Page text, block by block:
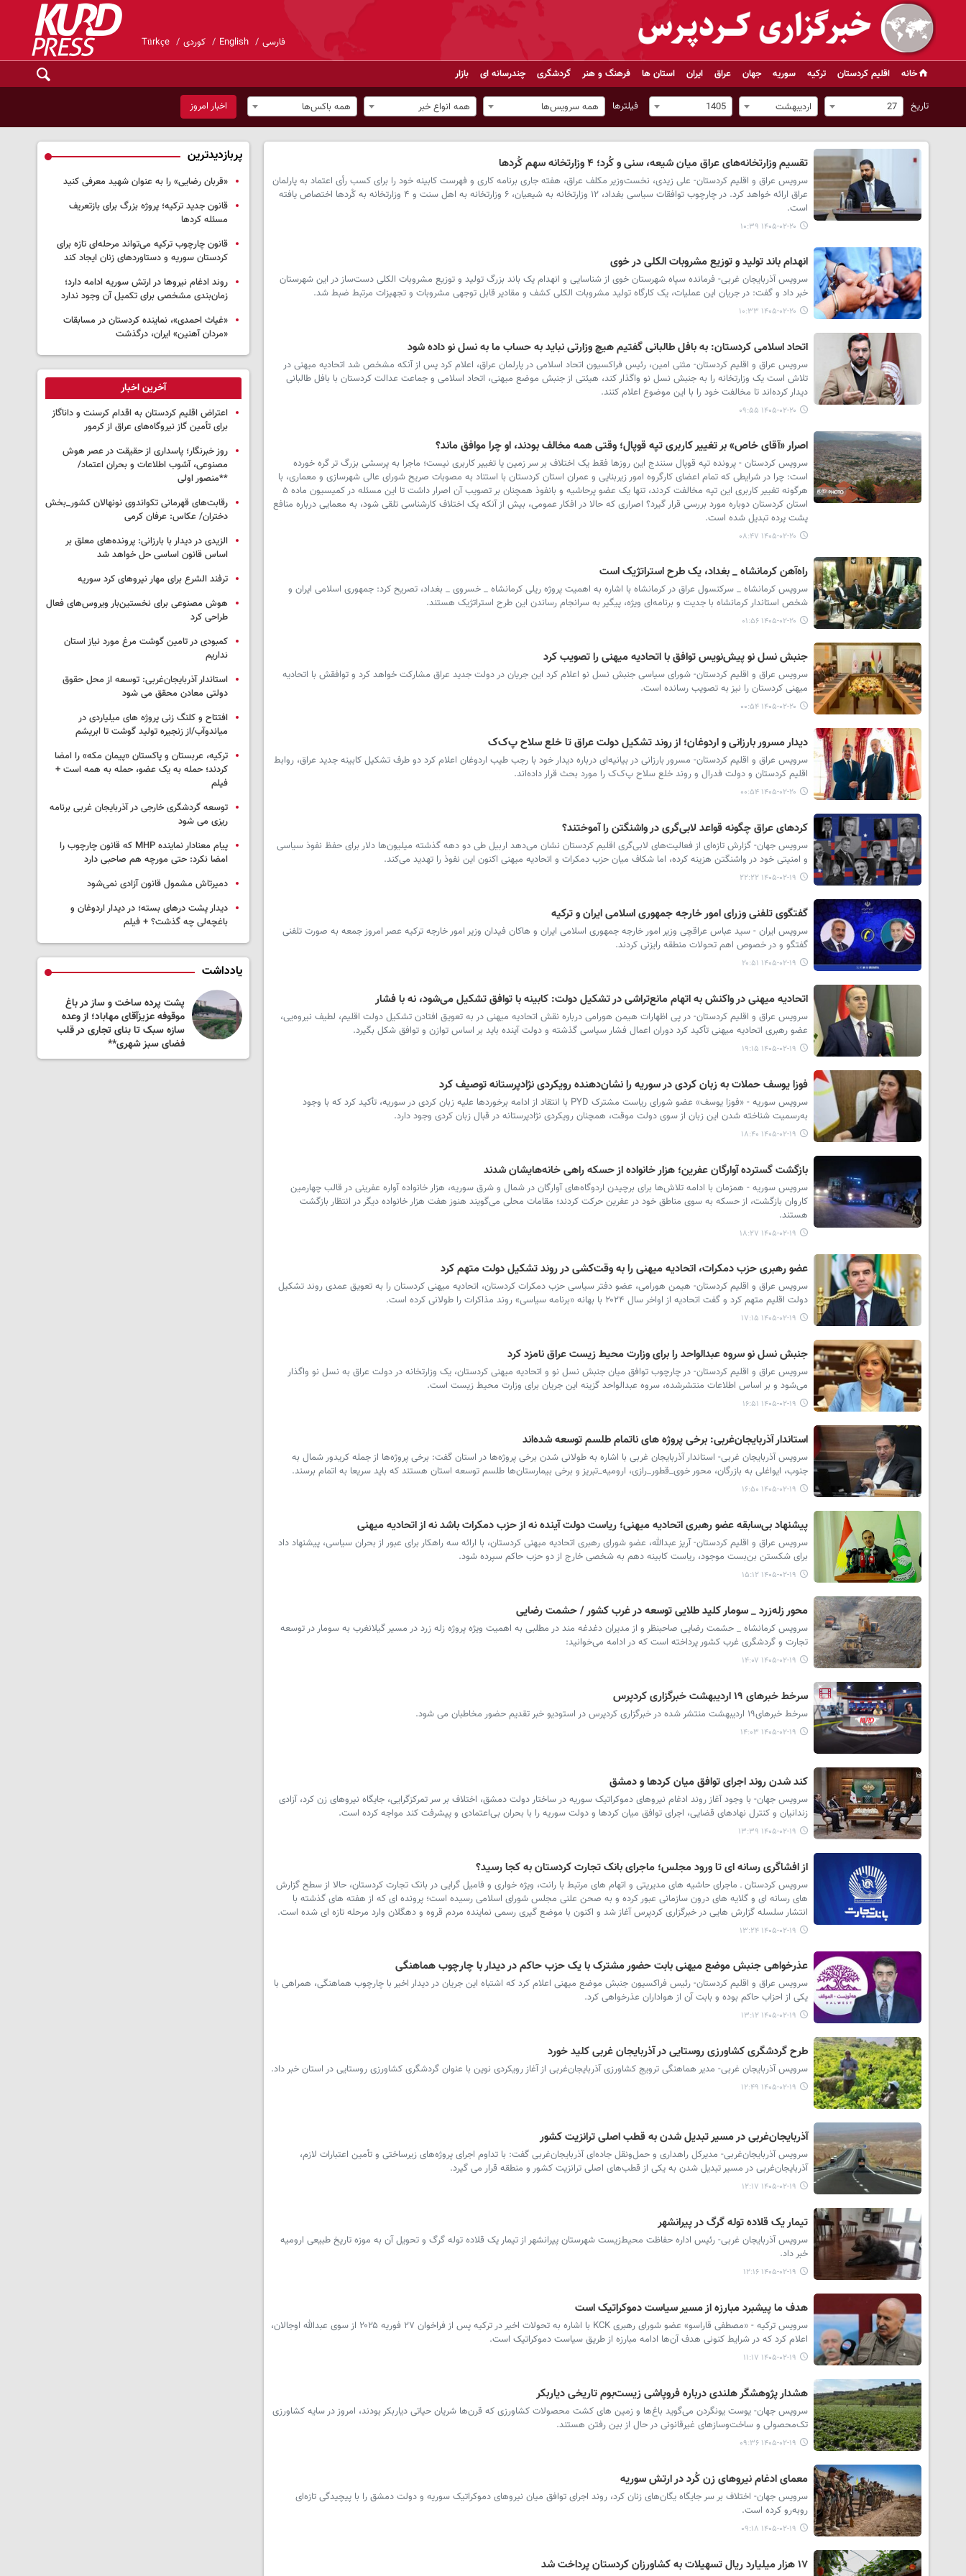
فارسی English کوردی Türkçe
خانه اقلیم کردستان ترکیه سوریه جهان عراق ایران استان ها فرهنگ و هنر گردشگری چندرسانه ای بازار
تاریخ 27 اردیبهشت 1405 فیلترها همه سرویس‌ها همه انواع خبر همه باکس‌ها اخبار امروز
تقسیم وزارتخانه‌های عراق میان شیعه، سنی و کُرد؛ ۴ وزارتخانه سهم کُردها
سرویس عراق و اقلیم کردستان- علی زیدی، نخست‌وزیر مکلف عراق، هفته جاری برنامه کاری و فهرست کابینه خود را برای کسب رأی اعتماد به پارلمان
عراق ارائه خواهد کرد. در چارچوب توافقات سیاسی بغداد، ۱۲ وزارتخانه به شیعیان، ۶ وزارتخانه به اهل سنت و ۴ وزارتخانه به کُردها اختصاص یافته
است.
۱۴۰۵-۰۲-۲۰ ۱۰:۳۹
انهدام باند تولید و توزیع مشروبات الکلی در خوی
سرویس آذربایجان غربی- فرمانده سپاه شهرستان خوی از شناسایی و انهدام یک باند بزرگ تولید و توزیع مشروبات الکلی دست‌ساز در این شهرستان
خبر داد و گفت: در جریان این عملیات، یک کارگاه تولید مشروبات الکلی کشف و مقادیر قابل توجهی مشروبات و تجهیزات مرتبط ضبط شد.
۱۴۰۵-۰۲-۲۰ ۱۰:۳۳
اتحاد اسلامی کردستان: به بافل طالبانی گفتیم هیچ وزارتی نباید به حساب ما به نسل نو داده شود
سرویس عراق و اقلیم کردستان- مثنی امین، رئیس فراکسیون اتحاد اسلامی در پارلمان عراق، اعلام کرد پس از آنکه مشخص شد اتحادیه میهنی در
تلاش است یک وزارتخانه را به جنبش نسل نو واگذار کند، هیئتی از جنبش موضع میهنی، اتحاد اسلامی و جماعت عدالت کردستان با بافل طالبانی
دیدار کرده‌اند تا مخالفت خود را با این موضوع اعلام کنند.
۱۴۰۵-۰۲-۲۰ ۰۹:۵۵
اصرار «آقای خاص» بر تغییر کاربری تپه قوپال؛ وقتی همه مخالف بودند، او چرا موافق ماند؟
سرویس کردستان - پرونده تپه قوپال سنندج این روزها فقط یک اختلاف بر سر زمین یا تغییر کاربری نیست؛ ماجرا به پرسشی بزرگ تر گره خورده
است: چرا در شرایطی که تمام اعضای کارگروه امور زیربنایی و عمران استان کردستان با استناد به مصوبات صریح شورای عالی شهرسازی و معماری، با
هرگونه تغییر کاربری این تپه مخالفت کردند، تنها یک عضو پرحاشیه و بانفوذ همچنان بر تصویب آن اصرار داشت تا این مسئله در کمیسیون ماده ۵
استان کردستان دوباره مورد بررسی قرار گیرد؟ اصراری که حالا در افکار عمومی، بیش از آنکه یک اختلاف کارشناسی تلقی شود، به معمایی درباره منافع
پشت پرده تبدیل شده است.
۱۴۰۵-۰۲-۲۰ ۰۸:۴۷
راه‌آهن کرمانشاه _ بغداد، یک طرح استراتژیک است
سرویس کرمانشاه _ سرکنسول عراق در کرمانشاه با اشاره به اهمیت پروژه ریلی کرمانشاه _ خسروی _ بغداد، تصریح کرد: جمهوری اسلامی ایران و
شخص استاندار کرمانشاه با جدیت و برنامه‌ای ویژه، پیگیر به سرانجام رساندن این طرح استراتژیک هستند.
۱۴۰۵-۰۲-۲۰ ۰۱:۵۶
جنبش نسل نو پیش‌نویس توافق با اتحادیه میهنی را تصویب کرد
سرویس عراق و اقلیم کردستان- شورای سیاسی جنبش نسل نو اعلام کرد این جریان در دولت جدید عراق مشارکت خواهد کرد و توافقش با اتحادیه
میهنی کردستان را نیز به تصویب رسانده است.
۱۴۰۵-۰۲-۲۰ ۰۰:۵۴
دیدار مسرور بارزانی و اردوغان؛ از روند تشکیل دولت عراق تا خلع سلاح پ‌ک‌ک
سرویس عراق و اقلیم کردستان- مسرور بارزانی در بیانیه‌ای درباره دیدار خود با رجب طیب اردوغان اعلام کرد دو طرف تشکیل کابینه جدید عراق، روابط
اقلیم کردستان و دولت فدرال و روند خلع سلاح پ‌ک‌ک را مورد بحث قرار داده‌اند.
۱۴۰۵-۰۲-۲۰ ۰۰:۵۴
کردهای عراق چگونه قواعد لابی‌گری در واشنگتن را آموختند؟
سرویس جهان- گزارش تازه‌ای از فعالیت‌های لابی‌گری اقلیم کردستان نشان می‌دهد اربیل طی دو دهه گذشته میلیون‌ها دلار برای حفظ نفوذ سیاسی
و امنیتی خود در واشنگتن هزینه کرده، اما شکاف میان حزب دمکرات و اتحادیه میهنی اکنون این نفوذ را تهدید می‌کند.
۱۴۰۵-۰۲-۱۹ ۲۲:۲۲
گفتگوی تلفنی وزرای امور خارجه جمهوری اسلامی ایران و ترکیه
سرویس ایران - سید عباس عراقچی وزیر امور خارجه جمهوری اسلامی ایران و هاکان فیدان وزیر امور خارجه ترکیه عصر امروز جمعه به صورت تلفنی
گفتگو و در خصوص اهم تحولات منطقه رایزنی کردند.
۱۴۰۵-۰۲-۱۹ ۲۰:۵۱
اتحادیه میهنی در واکنش به اتهام مانع‌تراشی در تشکیل دولت: کابینه با توافق تشکیل می‌شود، نه با فشار
سرویس عراق و اقلیم کردستان- در پی اظهارات هیمن هورامی درباره نقش اتحادیه میهنی در به تعویق افتادن تشکیل دولت اقلیم، لطیف نیروەیی،
عضو رهبری اتحادیه میهنی تأکید کرد دوران اعمال فشار سیاسی گذشته و دولت آینده باید بر اساس توازن و توافق شکل بگیرد.
۱۴۰۵-۰۲-۱۹ ۱۹:۱۵
فوزا یوسف حملات به زبان کردی در سوریه را نشان‌دهنده رویکردی نژادپرستانه توصیف کرد
سرویس سوریه - «فوزا یوسف» عضو شورای ریاست مشترک PYD با انتقاد از ادامه برخوردها علیه زبان کردی در سوریه، تأکید کرد که با وجود
به‌رسمیت شناخته شدن این زبان از سوی دولت موقت، همچنان رویکردی نژادپرستانه در قبال زبان کردی وجود دارد.
۱۴۰۵-۰۲-۱۹ ۱۸:۴۰
بازگشت گسترده آوارگان عفرین؛ هزار خانواده از حسکه راهی خانه‌هایشان شدند
سرویس سوریه - همزمان با ادامه تلاش‌ها برای برچیدن اردوگاه‌های آوارگان در شمال و شرق سوریه، هزار خانواده آواره عفرینی در قالب چهارمین
کاروان بازگشت، از حسکه به سوی مناطق خود در عفرین حرکت کردند؛ مقامات محلی می‌گویند هنوز هفت هزار خانواده دیگر در انتظار بازگشت
هستند.
۱۴۰۵-۰۲-۱۹ ۱۸:۲۷
عضو رهبری حزب دمکرات، اتحادیه میهنی را به وقت‌کشی در روند تشکیل دولت متهم کرد
سرویس عراق و اقلیم کردستان- هیمن هورامی، عضو دفتر سیاسی حزب دمکرات کردستان، اتحادیه میهنی کردستان را به تعویق عمدی روند تشکیل
دولت اقلیم متهم کرد و گفت اتحادیه از اواخر سال ۲۰۲۴ با بهانه «برنامه سیاسی» روند مذاکرات را طولانی کرده است.
۱۴۰۵-۰۲-۱۹ ۱۷:۱۵
جنبش نسل نو سروە عبدالواحد را برای وزارت محیط زیست عراق نامزد کرد
سرویس عراق و اقلیم کردستان- در چارچوب توافق میان جنبش نسل نو و اتحادیه میهنی کردستان، یک وزارتخانه در دولت عراق به نسل نو واگذار
می‌شود و بر اساس اطلاعات منتشرشده، سروە عبدالواحد گزینه این جریان برای وزارت محیط زیست است.
۱۴۰۵-۰۲-۱۹ ۱۶:۵۱
استاندار آذربایجان‌غربی: برخی پروژه های ناتمام طلسم توسعه شدەاند
سرویس آذربایجان غربی- استاندار آذربایجان غربی با اشاره به طولانی شدن برخی پروژه‌ها در استان گفت: برخی پروژه‌ها از جمله کریدور شمال به
جنوب، ایواغلی به بازرگان، محور خوی_قطور_رازی، ارومیه_تبریز و برخی بیمارستان‌ها طلسم توسعه استان هستند که باید سریعا به اتمام برسند.
۱۴۰۵-۰۲-۱۹ ۱۶:۵۰
پیشنهاد بی‌سابقه عضو رهبری اتحادیه میهنی؛ ریاست دولت آینده نه از حزب دمکرات باشد نه از اتحادیه میهنی
سرویس عراق و اقلیم کردستان- آریز عبدالله، عضو شورای رهبری اتحادیه میهنی کردستان، با ارائه سه راهکار برای عبور از بحران سیاسی، پیشنهاد داد
برای شکستن بن‌بست موجود، ریاست کابینه دهم به شخصی خارج از دو حزب حاکم سپرده شود.
۱۴۰۵-۰۲-۱۹ ۱۵:۱۲
محور زله‌زرد _ سومار کلید طلایی توسعه در غرب کشور / حشمت رضایی
سرویس کرمانشاه _ حشمت رضایی صاحبنظر و از مدیران دغدغه مند در مطلبی به اهمیت ویژه پروژه زله زرد در مسیر گیلانغرب به سومار در توسعه
تجارت و گردشگری غرب کشور پرداخته است که در ادامه می‌خوانید:
۱۴۰۵-۰۲-۱۹ ۱۴:۰۷
سرخط خبرهای ۱۹ اردیبهشت خبرگزاری کردپرس
سرخط خبرهای۱۹ اردیبهشت منتشر شده در خبرگزاری کردپرس در استودیو خبر تقدیم حضور مخاطبان می شود.
۱۴۰۵-۰۲-۱۹ ۱۴:۰۳
کند شدن روند اجرای توافق میان کردها و دمشق
سرویس جهان- با وجود آغاز روند ادغام نیروهای دموکراتیک سوریه در ساختار دولت دمشق، اختلاف بر سر تمرکزگرایی، جایگاه نیروهای زن کرد، آزادی
زندانیان و کنترل نهادهای قضایی، اجرای توافق میان کردها و دولت سوریه را با بحران بی‌اعتمادی و پیشرفت کند مواجه کرده است.
۱۴۰۵-۰۲-۱۹ ۱۳:۳۹
از افشاگری رسانه ای تا ورود مجلس؛ ماجرای بانک تجارت کردستان به کجا رسید؟
سرویس کردستان ـ ماجرای حاشیه های مدیریتی و اتهام های مرتبط با رانت، ویژه خواری و فامیل گرایی در بانک تجارت کردستان، حالا از سطح گزارش
های رسانه ای و گلایه های درون سازمانی عبور کرده و به صحن علنی مجلس شورای اسلامی رسیده است؛ پرونده ای که از هفته های گذشته با
انتشار سلسله گزارش هایی در خبرگزاری کردپرس آغاز شد و اکنون با موضع گیری رسمی نماینده مردم قروه و دهگلان وارد مرحله تازه ای شده است.
۱۴۰۵-۰۲-۱۹ ۱۳:۲۴
عذرخواهی جنبش موضع میهنی بابت حضور مشترک با یک حزب حاکم در دیدار با چارچوب هماهنگی
سرویس عراق و اقلیم کردستان- رئیس فراکسیون جنبش موضع میهنی اعلام کرد که اشتباه این جریان در دیدار اخیر با چارچوب هماهنگی، همراهی با
یکی از احزاب حاکم بوده و بابت آن از هواداران عذرخواهی کرد.
۱۴۰۵-۰۲-۱۹ ۱۳:۱۲
طرح گردشگری کشاورزی روستایی در آذربایجان غربی کلید خورد
سرویس آذربایجان غربی- مدیر هماهنگی ترویج کشاورزی آذربایجان‌غربی از آغاز رویکردی نوین با عنوان گردشگری کشاورزی روستایی در استان خبر داد.
۱۴۰۵-۰۲-۱۹ ۱۲:۴۹
آذربایجان‌غربی در مسیر تبدیل شدن به قطب‌ اصلی ترانزیت کشور
سرویس آذربایجان‌غربی- مدیرکل راهداری و حمل‌ونقل جاده‌ای آذربایجان‌غربی گفت: با تداوم اجرای پروژه‌های زیرساختی و تأمین اعتبارات لازم،
آذربایجان‌غربی در مسیر تبدیل شدن به یکی از قطب‌های اصلی ترانزیت کشور و منطقه قرار می گیرد.
۱۴۰۵-۰۲-۱۹ ۱۲:۱۷
تیمار یک قلاده توله گرگ در پیرانشهر
سرویس آذربایجان غربی- رئیس اداره حفاظت محیط‌زیست شهرستان پیرانشهر از تیمار یک قلاده توله گرگ و تحویل آن به موزه تاریخ طبیعی ارومیه
خبر داد.
۱۴۰۵-۰۲-۱۹ ۱۲:۱۶
هدف ما پیشبرد مبارزه از مسیر سیاست دموکراتیک است
سرویس ترکیه - «مصطفی قاراسو» عضو شورای رهبری KCK با اشاره به تحولات اخیر در ترکیه پس از فراخوان ۲۷ فوریه ۲۰۲۵ از سوی عبدالله اوجالان،
اعلام کرد که در شرایط کنونی هدف آن‌ها ادامه مبارزه از طریق سیاست دموکراتیک است.
۱۴۰۵-۰۲-۱۹ ۱۱:۱۷
هشدار پژوهشگر هلندی درباره فروپاشی زیست‌بوم تاریخی دیاربکر
سرویس جهان- یوست یونگردن می‌گوید باغ‌ها و زمین های کشت محصولات کشاورزی که قرن‌ها شریان حیاتی دیاربکر بودند، امروز در سایه کشاورزی
تک‌محصولی و ساخت‌وسازهای غیرقانونی در حال از بین رفتن هستند.
۱۴۰۵-۰۲-۱۹ ۰۹:۳۶
معمای ادغام نیروهای زن کُرد در ارتش سوریه
سرویس جهان- اختلاف بر سر جایگاه یگان‌های زنان کرد، روند اجرای توافق میان نیروهای دموکراتیک سوریه و دولت دمشق را با پیچیدگی تازه‌ای
روبه‌رو کرده است.
۱۴۰۵-۰۲-۱۹ ۰۹:۱۸
۱۷ هزار میلیارد ریال تسهیلات به کشاورزان کردستان پرداخت شد
پربازدیدترین
«قربان رضایی» را به عنوان شهید معرفی کنید
قانون جدید ترکیه؛ پروژه بزرگ‌ برای بازتعریف
مسئله کردها
قانون چارچوب ترکیه می‌تواند مرحله‌ای تازه برای
کردستان سوریه و دستاوردهای زنان ایجاد کند
روند ادغام نیروها در ارتش سوریه ادامه دارد؛
زمان‌بندی مشخصی برای تکمیل آن وجود ندارد
«غیاث احمدی»، نماینده کردستان در مسابقات
«مردان آهنین» ایران، درگذشت
آخرین اخبار
اعتراض اقلیم کردستان به اقدام کرسنت و داناگاز
برای تأمین گاز نیروگاه‌های عراق از کرمور
روز خبرنگار؛ پاسداری از حقیقت در عصر هوش
مصنوعی، آشوب اطلاعات و بحران اعتماد/
**منصور اولی
رقابت‌های قهرمانی تکواندوی نونهالان کشور_بخش
دختران/ عکاس: عرفان کرمی
الزیدی در دیدار با بارزانی: پرونده‌های معلق بر
اساس قانون اساسی حل خواهد شد
ترفند الشرع برای مهار نیروهای کرد سوریه
هوش مصنوعی برای نخستین‌بار ویروس‌های فعال
طراحی کرد
کمبودی در تامین گوشت مرغ مورد نیاز استان
نداریم
استاندار آذربایجان‌غربی: توسعه از محل حقوق
دولتی معادن محقق می شود
افتتاح و کلنگ زنی پروژه های میلیاردی در
میاندوآب/از زنجیره تولید گوشت تا ابریشم
ترکیه، عربستان و پاکستان «پیمان مکه» را امضا
کردند؛ حمله به یک عضو، حمله به همه است +
فیلم
توسعه گردشگری خارجی در آذربایجان غربی برنامه
ریزی می شود
پیام معنادار نماینده MHP که قانون چارچوب را
امضا نکرد: حتی مورچه هم صاحبی دارد
دمیرتاش مشمول قانون آزادی نمی‌شود
دیدار پشت درهای بسته؛ در دیدار اردوغان و
باغچه‌لی چه گذشت؟ + فیلم
یادداشت
پشت پرده ساخت و ساز در باغ
موقوفه عزیزآقای مهاباد؛ از وعده
سازه سبک تا بنای تجاری در قلب
فضای سبز شهری**
روز خبرنگار؛ پاسداری از حقیقت در
عصر هوش مصنوعی، آشوب
اطلاعات و بحران اعتماد/ **منصور
نام مادر؛ حقیقتی که نباید پنهان
بماند/شفیع بهرامیان
پشت پرده ساخت و ساز در باغ
موقوفه عزیزآقای مهاباد؛ از وعده
سازه سبک تا بنای تجاری در قلب
فضای سبز شهری**